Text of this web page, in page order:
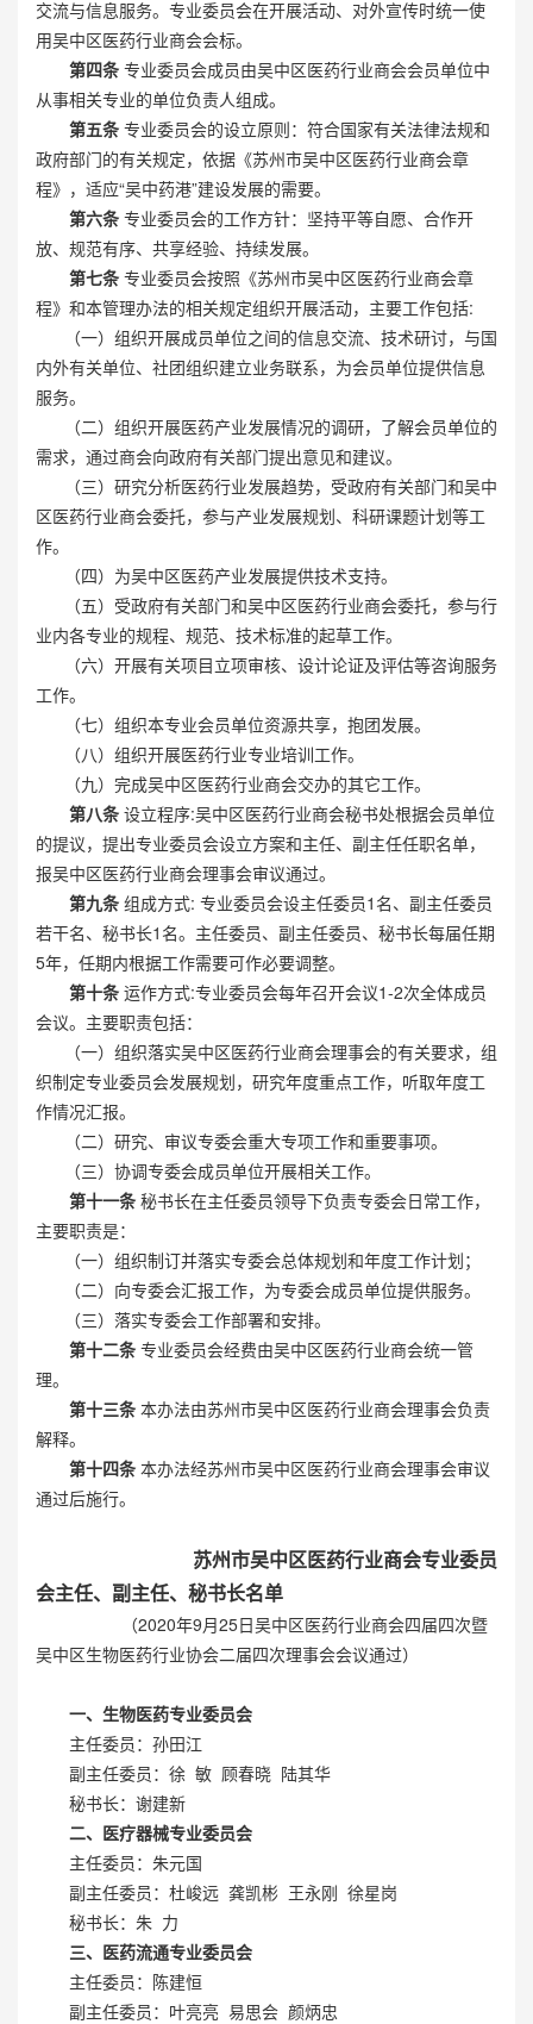
交流与信息服务。专业委员会在开展活动、对外宣传时统一使
用吴中区医药行业商会会标。
第四条 专业委员会成员由吴中区医药行业商会会员单位中
从事相关专业的单位负责人组成。
第五条 专业委员会的设立原则：符合国家有关法律法规和
政府部门的有关规定，依据《苏州市吴中区医药行业商会章
程》，适应“吴中药港”建设发展的需要。
第六条 专业委员会的工作方针：坚持平等自愿、合作开
放、规范有序、共享经验、持续发展。
第七条 专业委员会按照《苏州市吴中区医药行业商会章
程》和本管理办法的相关规定组织开展活动，主要工作包括:
（一）组织开展成员单位之间的信息交流、技术研讨，与国
内外有关单位、社团组织建立业务联系，为会员单位提供信息
服务。
（二）组织开展医药产业发展情况的调研，了解会员单位的
需求，通过商会向政府有关部门提出意见和建议。
（三）研究分析医药行业发展趋势，受政府有关部门和吴中
区医药行业商会委托，参与产业发展规划、科研课题计划等工
作。
（四）为吴中区医药产业发展提供技术支持。
（五）受政府有关部门和吴中区医药行业商会委托，参与行
业内各专业的规程、规范、技术标准的起草工作。
（六）开展有关项目立项审核、设计论证及评估等咨询服务
工作。
（七）组织本专业会员单位资源共享，抱团发展。
（八）组织开展医药行业专业培训工作。
（九）完成吴中区医药行业商会交办的其它工作。
第八条 设立程序:吴中区医药行业商会秘书处根据会员单位
的提议，提出专业委员会设立方案和主任、副主任任职名单，
报吴中区医药行业商会理事会审议通过。
第九条 组成方式: 专业委员会设主任委员1名、副主任委员
若干名、秘书长1名。主任委员、副主任委员、秘书长每届任期
5年，任期内根据工作需要可作必要调整。
第十条 运作方式:专业委员会每年召开会议1-2次全体成员
会议。主要职责包括：
（一）组织落实吴中区医药行业商会理事会的有关要求，组
织制定专业委员会发展规划，研究年度重点工作，听取年度工
作情况汇报。
（二）研究、审议专委会重大专项工作和重要事项。
（三）协调专委会成员单位开展相关工作。
第十一条 秘书长在主任委员领导下负责专委会日常工作，
主要职责是：
（一）组织制订并落实专委会总体规划和年度工作计划；
（二）向专委会汇报工作，为专委会成员单位提供服务。
（三）落实专委会工作部署和安排。
第十二条 专业委员会经费由吴中区医药行业商会统一管
理。
第十三条 本办法由苏州市吴中区医药行业商会理事会负责
解释。
第十四条 本办法经苏州市吴中区医药行业商会理事会审议
通过后施行。
苏州市吴中区医药行业商会专业委员
会主任、副主任、秘书长名单
（2020年9月25日吴中区医药行业商会四届四次暨
吴中区生物医药行业协会二届四次理事会会议通过）
一、生物医药专业委员会
主任委员：孙田江
副主任委员：徐 敏 顾春晓 陆其华
秘书长：谢建新
二、医疗器械专业委员会
主任委员：朱元国
副主任委员：杜峻远 龚凯彬 王永刚 徐星岗
秘书长：朱 力
三、医药流通专业委员会
主任委员：陈建恒
副主任委员：叶亮亮 易思会 颜炳忠